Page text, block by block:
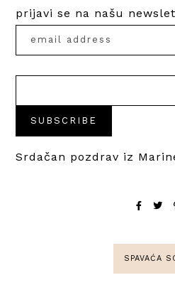
prijavi se na našu
Srdačan pozdrav iz
SPAVAĆA